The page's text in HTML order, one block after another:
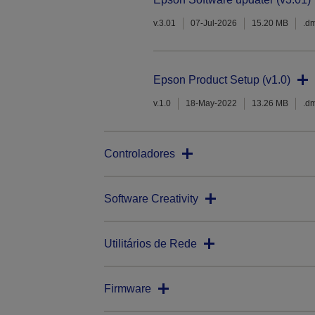
v.3.01 07-Jul-2026 15.20 MB
Epson Product Setup (v1.0)
v.1.0 18-May-2022 13.26 MB
Controladores
Software Creativity
Utilitários de Rede
Firmware